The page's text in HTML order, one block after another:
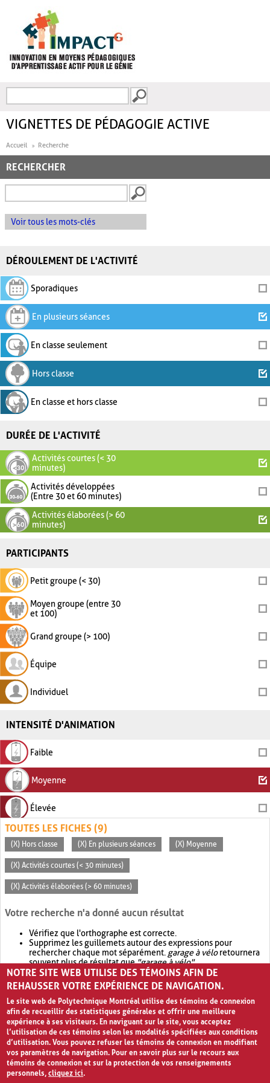
FORMULAIRE DE
VIGNETTES DE PÉDAGOGIE ACTIVE
Accueil Recherche
RECHERCHER
Voir tous les mots-clés
DÉROULEMENT DE L'ACTIVITÉ
Sporadiques
En plusieurs séances
En classe seulement
Hors classe
En classe et hors classe
DURÉE DE L'ACTIVITÉ
Activités courtes (< 30
minutes)
Activités développées
(Entre 30 et 60 minutes)
Activités élaborées (> 60
minutes)
PARTICIPANTS
Petit groupe (< 30)
Moyen groupe (entre 30
et 100)
Grand groupe (> 100)
Équipe
Individuel
INTENSITÉ D'ANIMATION
Faible
Moyenne
Élevée
TOUTES LES FICHES (9)
(X) Hors classe (X) En plusieurs séances (X) Moyenne
(X) Activités courtes (< 30 minutes)
(X) Activités élaborées (> 60 minutes)
Votre recherche n'a donné aucun résultat
Vérifiez que l'orthographe est correcte.
Supprimez les guillemets autour des expressions pour
rechercher chaque mot séparément. garage à véloretournera
souvent plus de résultat que"garage à vélo".
Envisagez d'élargir votre recherche avec OR.garage OR vélo
retournera souvent plus de résultat quegarage à vélo
NOTRE SITE WEB UTILISE DES TÉMOINS AFIN DE
REHAUSSER VOTRE EXPÉRIENCE DE NAVIGATION.
Le site web de Polytechnique Montréal utilise des témoins de connexion
afin de recueillir des statistiques générales et offrir une meilleure
expérience à ses visiteurs. En naviguant sur le site, vous acceptez
l’utilisation de ces témoins selon les modalités spécifiées aux conditions
d’utilisation. Vous pouvez refuser les témoins de connexion en modifiant
vos paramètres de navigation. Pour en savoir plus sur le recours aux
témoins de connexion et sur la protection de vos renseignements
personnels,cliquez ici.